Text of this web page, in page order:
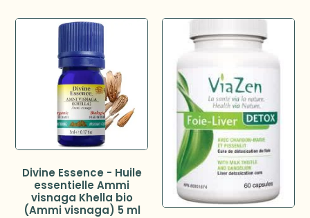
Divine Essence - Huile
essentielle Ammi
visnaga Khella bio
(Ammi visnaga) 5 ml